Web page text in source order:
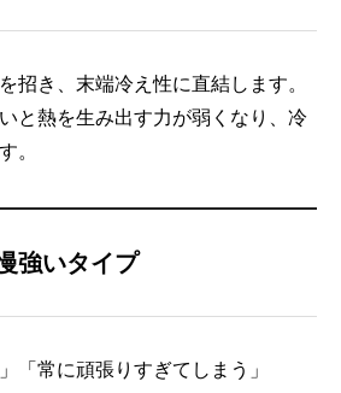
招き、末端冷え性に直結します。
と熱を生み出す力が弱くなり、冷
。
強いタイプ
「常に頑張りすぎてしまう」